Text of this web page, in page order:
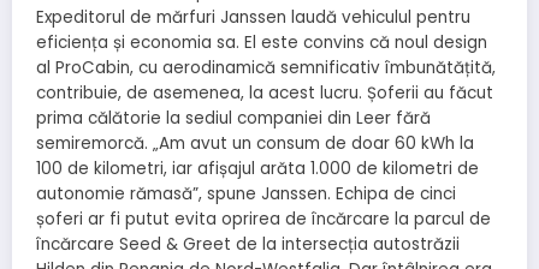
Expeditorul de mărfuri Janssen laudă vehiculul pentru
eficiența și economia sa. El este convins că noul design
al ProCabin, cu aerodinamică semnificativ îmbunătățită,
contribuie, de asemenea, la acest lucru. Șoferii au făcut
prima călătorie la sediul companiei din Leer fără
semiremorcă. „Am avut un consum de doar 60 kWh la
100 de kilometri, iar afișajul arăta 1.000 de kilometri de
autonomie rămasă”, spune Janssen. Echipa de cinci
șoferi ar fi putut evita oprirea de încărcare la parcul de
încărcare Seed & Greet de la intersecția autostrăzii